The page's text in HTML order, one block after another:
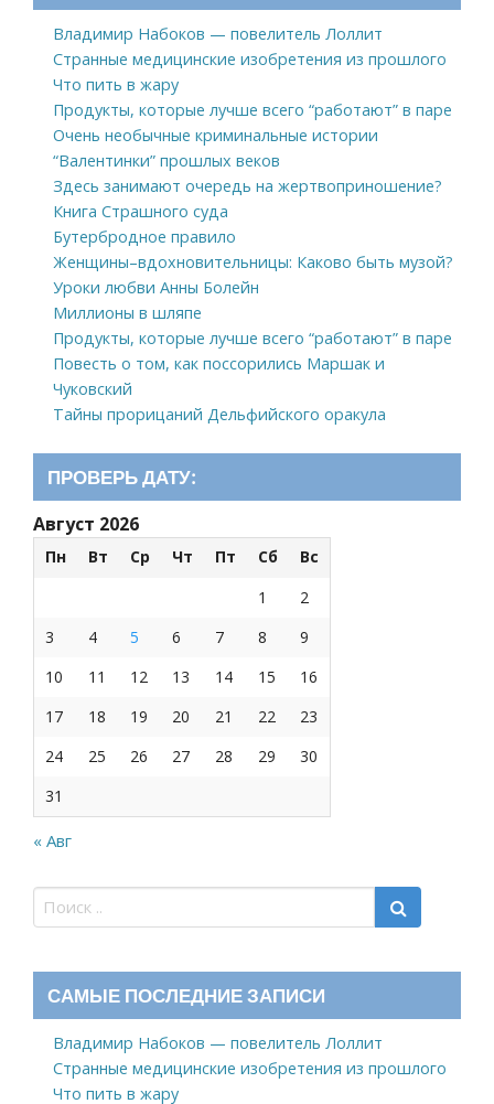
Владимир Набоков — повелитель Лоллит
Странные медицинские изобретения из прошлого
Что пить в жару
Продукты, которые лучше всего “работают” в паре
Очень необычные криминальные истории
“Валентинки” прошлых веков
Здесь занимают очередь на жертвоприношение?
Книга Страшного суда
Бутербродное правило
Женщины–вдохновительницы: Каково быть музой?
Уроки любви Анны Болейн
Миллионы в шляпе
Продукты, которые лучше всего “работают” в паре
Повесть о том, как поссорились Маршак и
Чуковский
Тайны прорицаний Дельфийского оракула
ПРОВЕРЬ ДАТУ:
Август 2026
Пн Вт Ср Чт Пт Сб
Вс
1
2
3
4 5 6 7 8
9
10
11 12 13 14 15
16
17
18 19 20 21 22
23
24
25 26 27 28 29
30
31
« Авг
САМЫЕ ПОСЛЕДНИЕ ЗАПИСИ
Владимир Набоков — повелитель Лоллит
Странные медицинские изобретения из прошлого
Что пить в жару